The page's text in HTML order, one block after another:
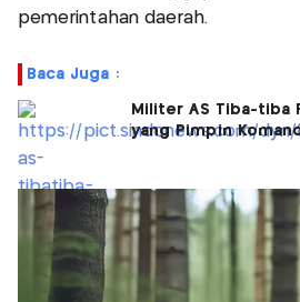
pemerintahan daerah.
Baca Juga :
Militer AS Tiba-tiba
yang Pimpin